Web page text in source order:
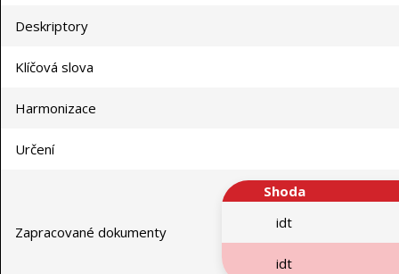
Deskriptory
Klíčová slova
Harmonizace
Určení
Zapracované dokumenty
Shoda
idt
idt